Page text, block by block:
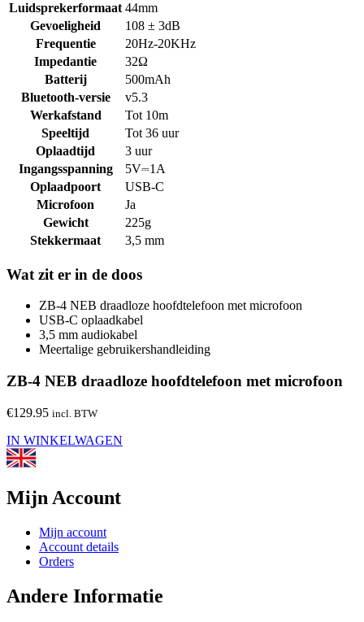
Luidsprekerformaat 44mm
Gevoeligheid
108 ± 3dB
Frequentie
20Hz-20KHz
Impedantie
32Ω
Batterij
500mAh
Bluetooth-versie
v5.3
Werkafstand
Tot 10m
Speeltijd
Tot 36 uur
Oplaadtijd
3 uur
Ingangsspanning
5V⎓1A
Oplaadpoort
USB-C
Microfoon
Ja
Gewicht
225g
Stekkermaat
3,5 mm
Wat zit er in de doos
ZB-4 NEB draadloze hoofdtelefoon met microfoon
USB-C oplaadkabel
3,5 mm audiokabel
Meertalige gebruikershandleiding
ZB-4 NEB draadloze hoofdtelefoon met microfoon
€129.95 incl. BTW
IN WINKELWAGEN
Mijn Account
Mijn account
Account details
Orders
Andere Informatie